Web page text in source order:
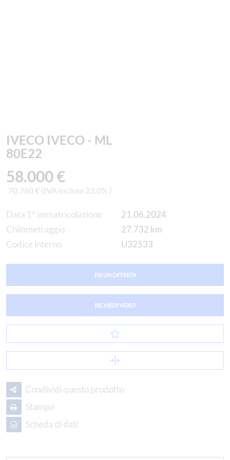
IVECO IVECO - ML
80E22
58.000 €
70.760 € (IVA inclusa 22,0% )
Data 1° immatricolazione
21.06.2024
Chilometraggio
27.732 km
Codice interno
U32533
FAI UN OFFERTA
RICHIEDI VIDEO
Condividi questo prodotto
Stampa
Scheda di dati